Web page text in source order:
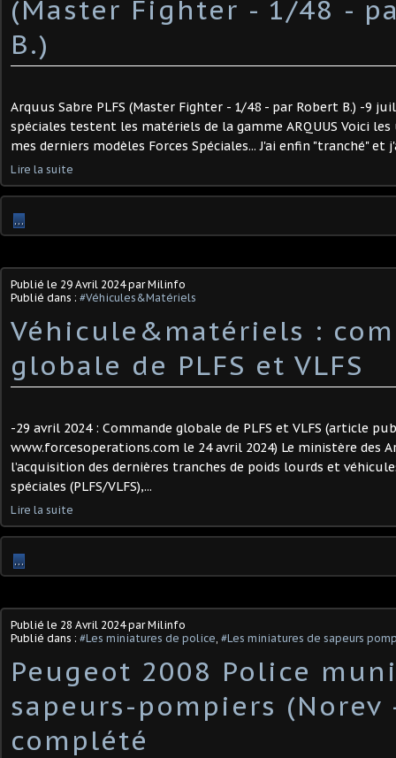
(Master Fighter - 1/48 -
B.)
Arquus Sabre PLFS (Master Fighter - 1/48 - par Robert B.) -9
spéciales testent les matériels de la gamme ARQUUS Voici
mes derniers modèles Forces Spéciales... J'ai enfin "tranché" et
Lire la suite
…
Publié le 29 Avril 2024par Milinfo
Publié dans : #Véhicules&Matériels
Véhicule&matériels :
globale de PLFS et VLFS
-29 avril 2024 : Commande globale de PLFS et VLFS (article
www.forcesoperations.com le 24 avril 2024) Le ministère des
l’acquisition des dernières tranches de poids lourds et
spéciales (PLFS/VLFS),...
Lire la suite
…
Publié le 28 Avril 2024par Milinfo
Publié dans : #Les miniatures de police, #Les miniatures de sapeurs
Peugeot 2008 Police
sapeurs-pompiers (Norev
complété